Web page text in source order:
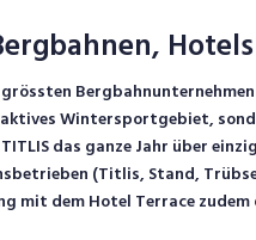
Wintersportgebiet,
das ganze Jahr über
(Titlis, Stand,
mit dem Hotel Terrace